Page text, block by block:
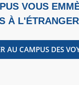
VOUS
À L'ÉTRANGER
AU CAMPUS DES